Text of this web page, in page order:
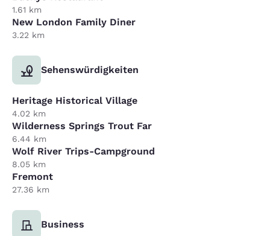
1.61 km
New London Family Diner
3.22 km
Sehenswürdigkeiten
Heritage Historical Village
4.02 km
Wilderness Springs Trout Far
6.44 km
Wolf River Trips-Campground
8.05 km
Fremont
27.36 km
Business